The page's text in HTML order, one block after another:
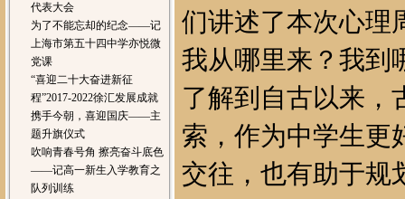
代表大会
为了不能忘却的纪念——记
上海市第五十四中学亦悦微
党课
“喜迎二十大奋进新征
程”2017-2022徐汇发展成就
携手今朝，喜迎国庆——主
题升旗仪式
吹响青春号角 擦亮奋斗底色
——记高一新生入学教育之
队列训练
们讲述了本次心理
我从哪里来？我到
了解到自古以来，
索，作为中学生更
交往，也有助于规